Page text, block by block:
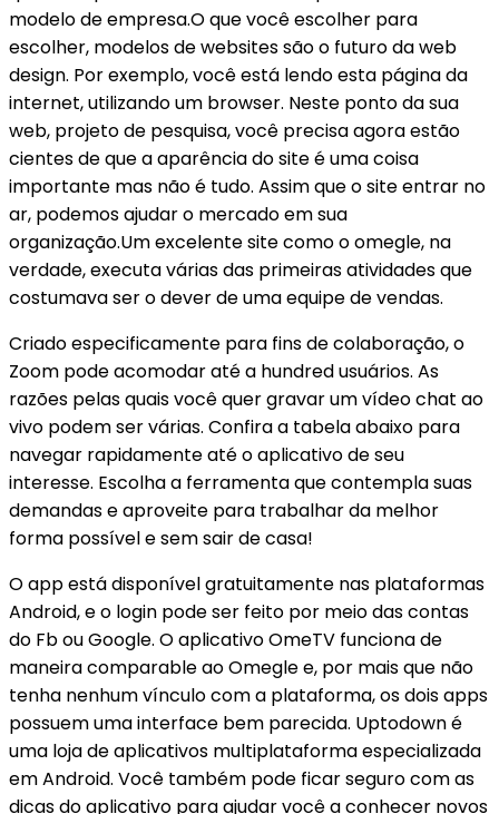
modelo de empresa.O que você escolher para
escolher, modelos de websites são o futuro da web
design. Por exemplo, você está lendo esta página da
internet, utilizando um browser. Neste ponto da sua
web, projeto de pesquisa, você precisa agora estão
cientes de que a aparência do site é uma coisa
importante mas não é tudo. Assim que o site entrar no
ar, podemos ajudar o mercado em sua
organização.Um excelente site como o omegle, na
verdade, executa várias das primeiras atividades que
costumava ser o dever de uma equipe de vendas.
Criado especificamente para fins de colaboração, o
Zoom pode acomodar até a hundred usuários. As
razões pelas quais você quer gravar um vídeo chat ao
vivo podem ser várias. Confira a tabela abaixo para
navegar rapidamente até o aplicativo de seu
interesse. Escolha a ferramenta que contempla suas
demandas e aproveite para trabalhar da melhor
forma possível e sem sair de casa!
O app está disponível gratuitamente nas plataformas
Android, e o login pode ser feito por meio das contas
do Fb ou Google. O aplicativo OmeTV funciona de
maneira comparable ao Omegle e, por mais que não
tenha nenhum vínculo com a plataforma, os dois apps
possuem uma interface bem parecida. Uptodown é
uma loja de aplicativos multiplataforma especializada
em Android. Você também pode ficar seguro com as
dicas do aplicativo para ajudar você a conhecer novos